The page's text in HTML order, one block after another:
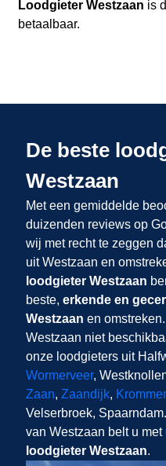
Loodgieter Westzaan is
betaalbaar.
De beste
Westzaan
Met een gemiddelde
duizenden reviews op
wij met recht te zeggen
uit Westzaan en
loodgieter Westzaan
beste, erkende en
Westzaan en
Westzaan niet
onze loodgieters uit
Wormerveer,
Zaan, Zaandijk,
Velserbroek,
van Westzaan belt u met
loodgieter Westzaan.